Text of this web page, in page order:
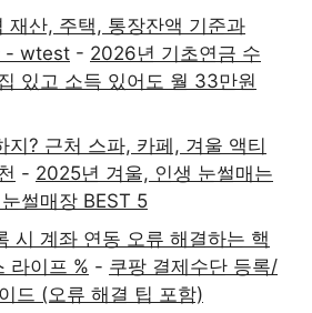
재산, 주택, 통장잔액 기준과
- wtest - 2026년 기초연금 수
있고 소득 있어도 월 33만원
지? 근처 스파, 카페, 겨울 액티
- 2025년 겨울, 인생 눈썰매는
썰매장 BEST 5
시 계좌 연동 오류 해결하는 핵
라이프 % - 쿠팡 결제수단 등록/
드 (오류 해결 팁 포함)